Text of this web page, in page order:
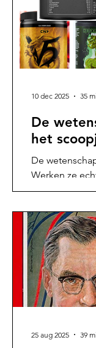
De
het
De
Werken ze
een duik in de
10 dec 2025 35
25 aug 2025 39